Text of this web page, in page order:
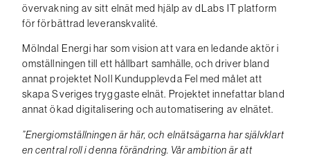
övervakning av sitt elnät med hjälp av dLabs IT platform
för förbättrad leveranskvalité.
Mölndal Energi har som vision att vara en ledande aktör i
omställningen till ett hållbart samhälle, och driver bland
annat projektet Noll Kundupplevda Fel med målet att
skapa Sveriges tryggaste elnät. Projektet innefattar bland
annat ökad digitalisering och automatisering av elnätet.
”Energiomställningen är här, och elnätsägarna har självklart
en central roll i denna förändring. Vår ambition är att